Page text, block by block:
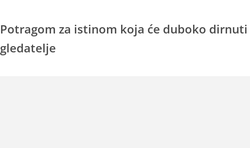
Potragom za istinom koja će duboko dirnuti
gledatelje